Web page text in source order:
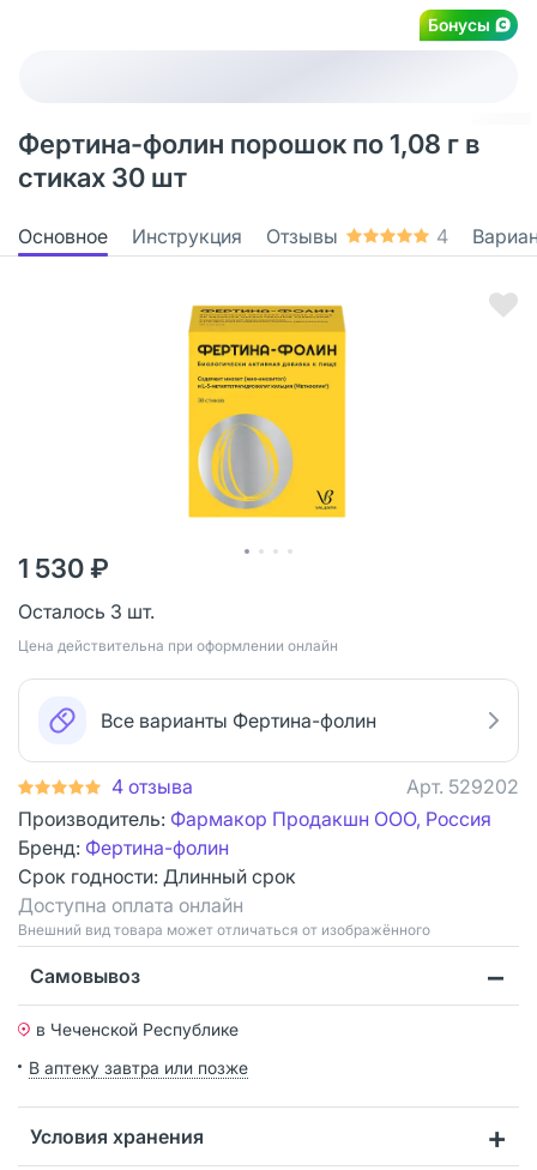
Бонусы
Фертина-фолин порошок по 1,08 г в
стиках 30 шт
Основное Инструкция Отзывы 4
1 530 ₽
Осталось 3 шт.
Цена действительна при оформлении онлайн
Все варианты Фертина-фолин
4 отзыва Арт. 529202
Производитель: Фармакор Продакшн ООО, Россия
Бренд: Фертина-фолин
Срок годности: Длинный срок
Доступна оплата онлайн
Bнешний вид товара может отличаться от изображённого
Самовывоз
в Чеченской Республике
В аптеку завтра или позже
Условия хранения